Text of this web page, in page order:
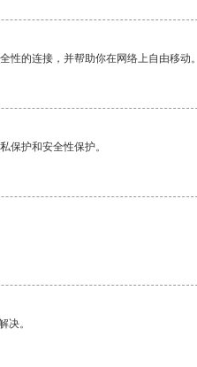
性的连接，并帮助你在网络上自由移动。
保护和安全性保护。
决。